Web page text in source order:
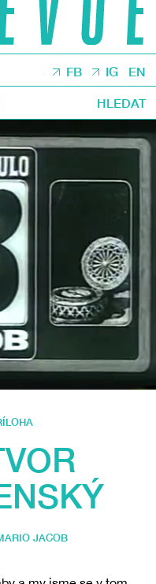
FB IG EN
HLEDAT
JACOB